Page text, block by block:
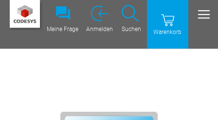
Warenkorb
Suchen
Meine Frage Anmelden